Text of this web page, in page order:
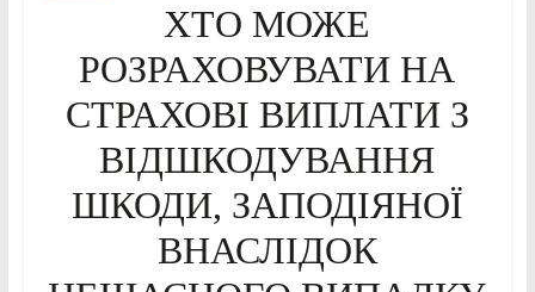
ХТО МОЖЕ
РОЗРАХОВУВАТИ НА
СТРАХОВІ ВИПЛАТИ З
ВІДШКОДУВАННЯ
ШКОДИ, ЗАПОДІЯНОЇ
ВНАСЛІДОК